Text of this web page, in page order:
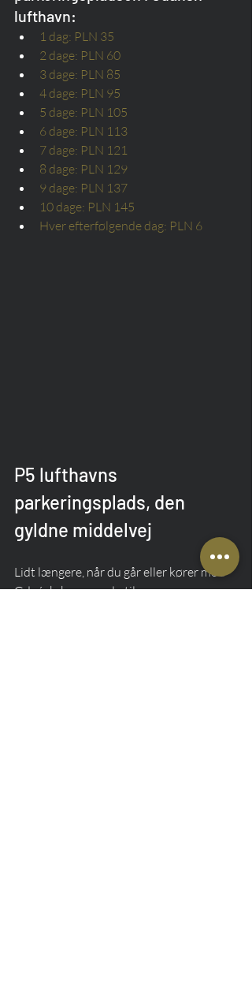
lufthavn:
1 dag: PLN 35
2 dage: PLN 60
3 dage: PLN 85
4 dage: PLN 95
5 dage: PLN 105
6 dage: PLN 113
7 dage: PLN 121
8 dage: PLN 129
9 dage: PLN 137
10 dage: PLN 145
Hver efterfølgende dag: PLN 6
P5 lufthavns
parkeringsplads, den
gyldne middelvej
Lidt længere, når du går eller kører mod
Gdańsk, kommer du til